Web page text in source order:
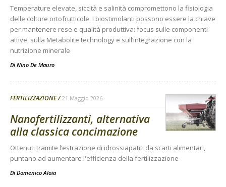
Temperature elevate, siccità e salinità compromettono la fisiologia
delle colture ortofrutticole. I biostimolanti possono essere la chiave
per mantenere rese e qualità produttiva: focus sulle componenti
attive, sulla Metabolite technology e sull’integrazione con la
nutrizione minerale
Di Nino De Mauro
FERTILIZZAZIONE 21 Maggio 2026
Nanofertilizzanti, alternativa
alla classica concimazione
Ottenuti tramite l’estrazione di idrossiapatiti da scarti alimentari,
puntano ad aumentare l'efficienza della fertilizzazione
Di Domenico Aloia